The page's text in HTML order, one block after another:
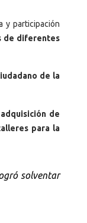
y participación
de diferentes
de la
de
para la
solventar